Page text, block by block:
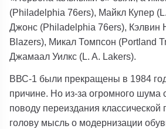
(Philadelphia 76ers), Майкл Купер
Джонс (Philadelphia 76ers), Кэлвин
Blazers), Микал Томпсон (Portland
Джамаал Уилкс (L. A. Lakers).
ВВС-1 были прекращены в 1984
причине. Но из-за огромного шума
поводу переиздания
голову мысль о модернизации